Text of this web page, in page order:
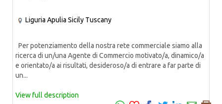
Liguria Apulia Sicily Tuscany
Per potenziamento della nostra rete commerciale siamo alla
ricerca di un/una Agente di Commercio motivato/a, dinamico/a
e orientato/a ai risultati, desideroso/a di entrare a far parte di
un...
View full description